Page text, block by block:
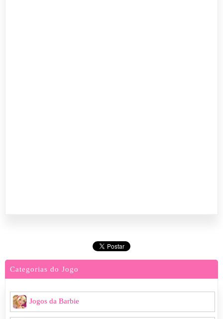
Categorias do Jogo
Jogos da Barbie